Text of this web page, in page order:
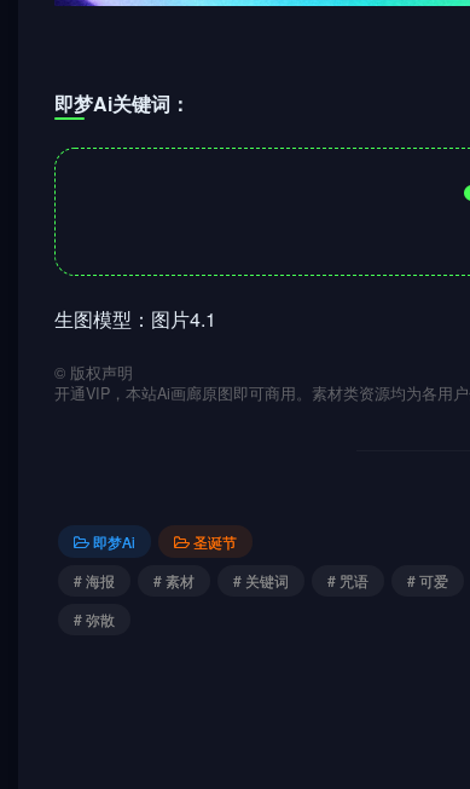
即梦Ai关键词：
生图模型：图片4.1
© 版权声明
开通VIP，本站Ai画廊原图即可商用。素材类资源均为各用
即梦Ai
圣诞节
# 海报
# 素材 # 关键词 # 咒语 # 可爱
# 弥散